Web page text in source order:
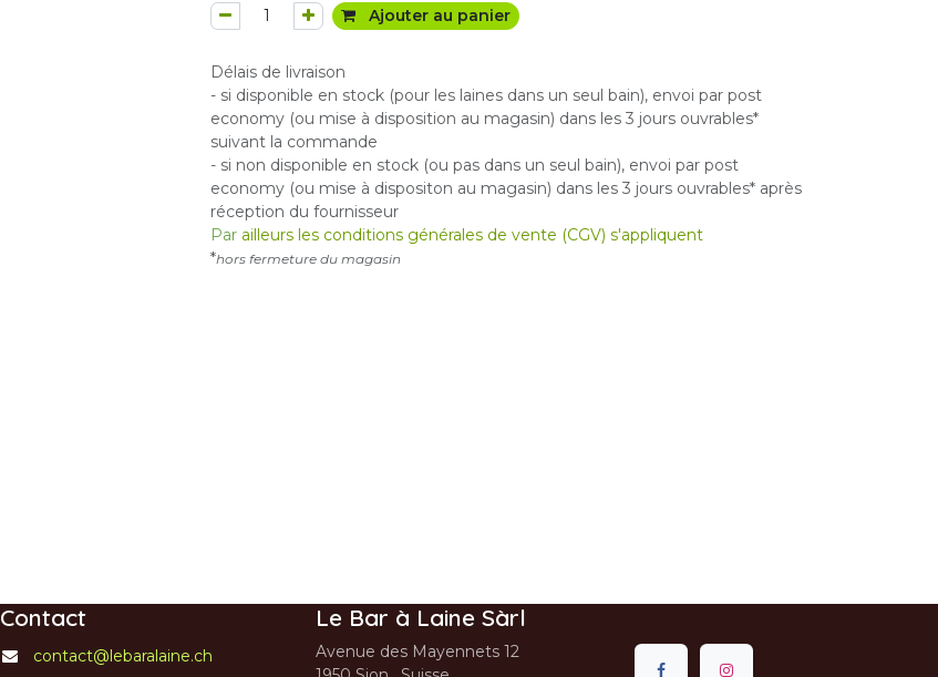
Ajouter au panier
Délais de livraison
- si disponible en stock (pour les laines dans un seul bain), envoi par post
economy (ou mise à disposition au magasin) dans les 3 jours ouvrables*
suivant la commande
- si non disponible en stock (ou pas dans un seul bain), envoi par post
economy (ou mise à dispositon au magasin) dans les 3 jours ouvrables* après
réception du fournisseur
Par ailleurs les conditions générales de vente (CGV) s'appliquent
*hors fermeture du magasin
Contact
contact@lebaralaine.ch
Le Bar à Laine Sàrl
Avenue des Mayennets 12